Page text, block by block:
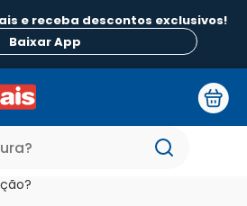
e receba descontos exclusivos!
Baixar App